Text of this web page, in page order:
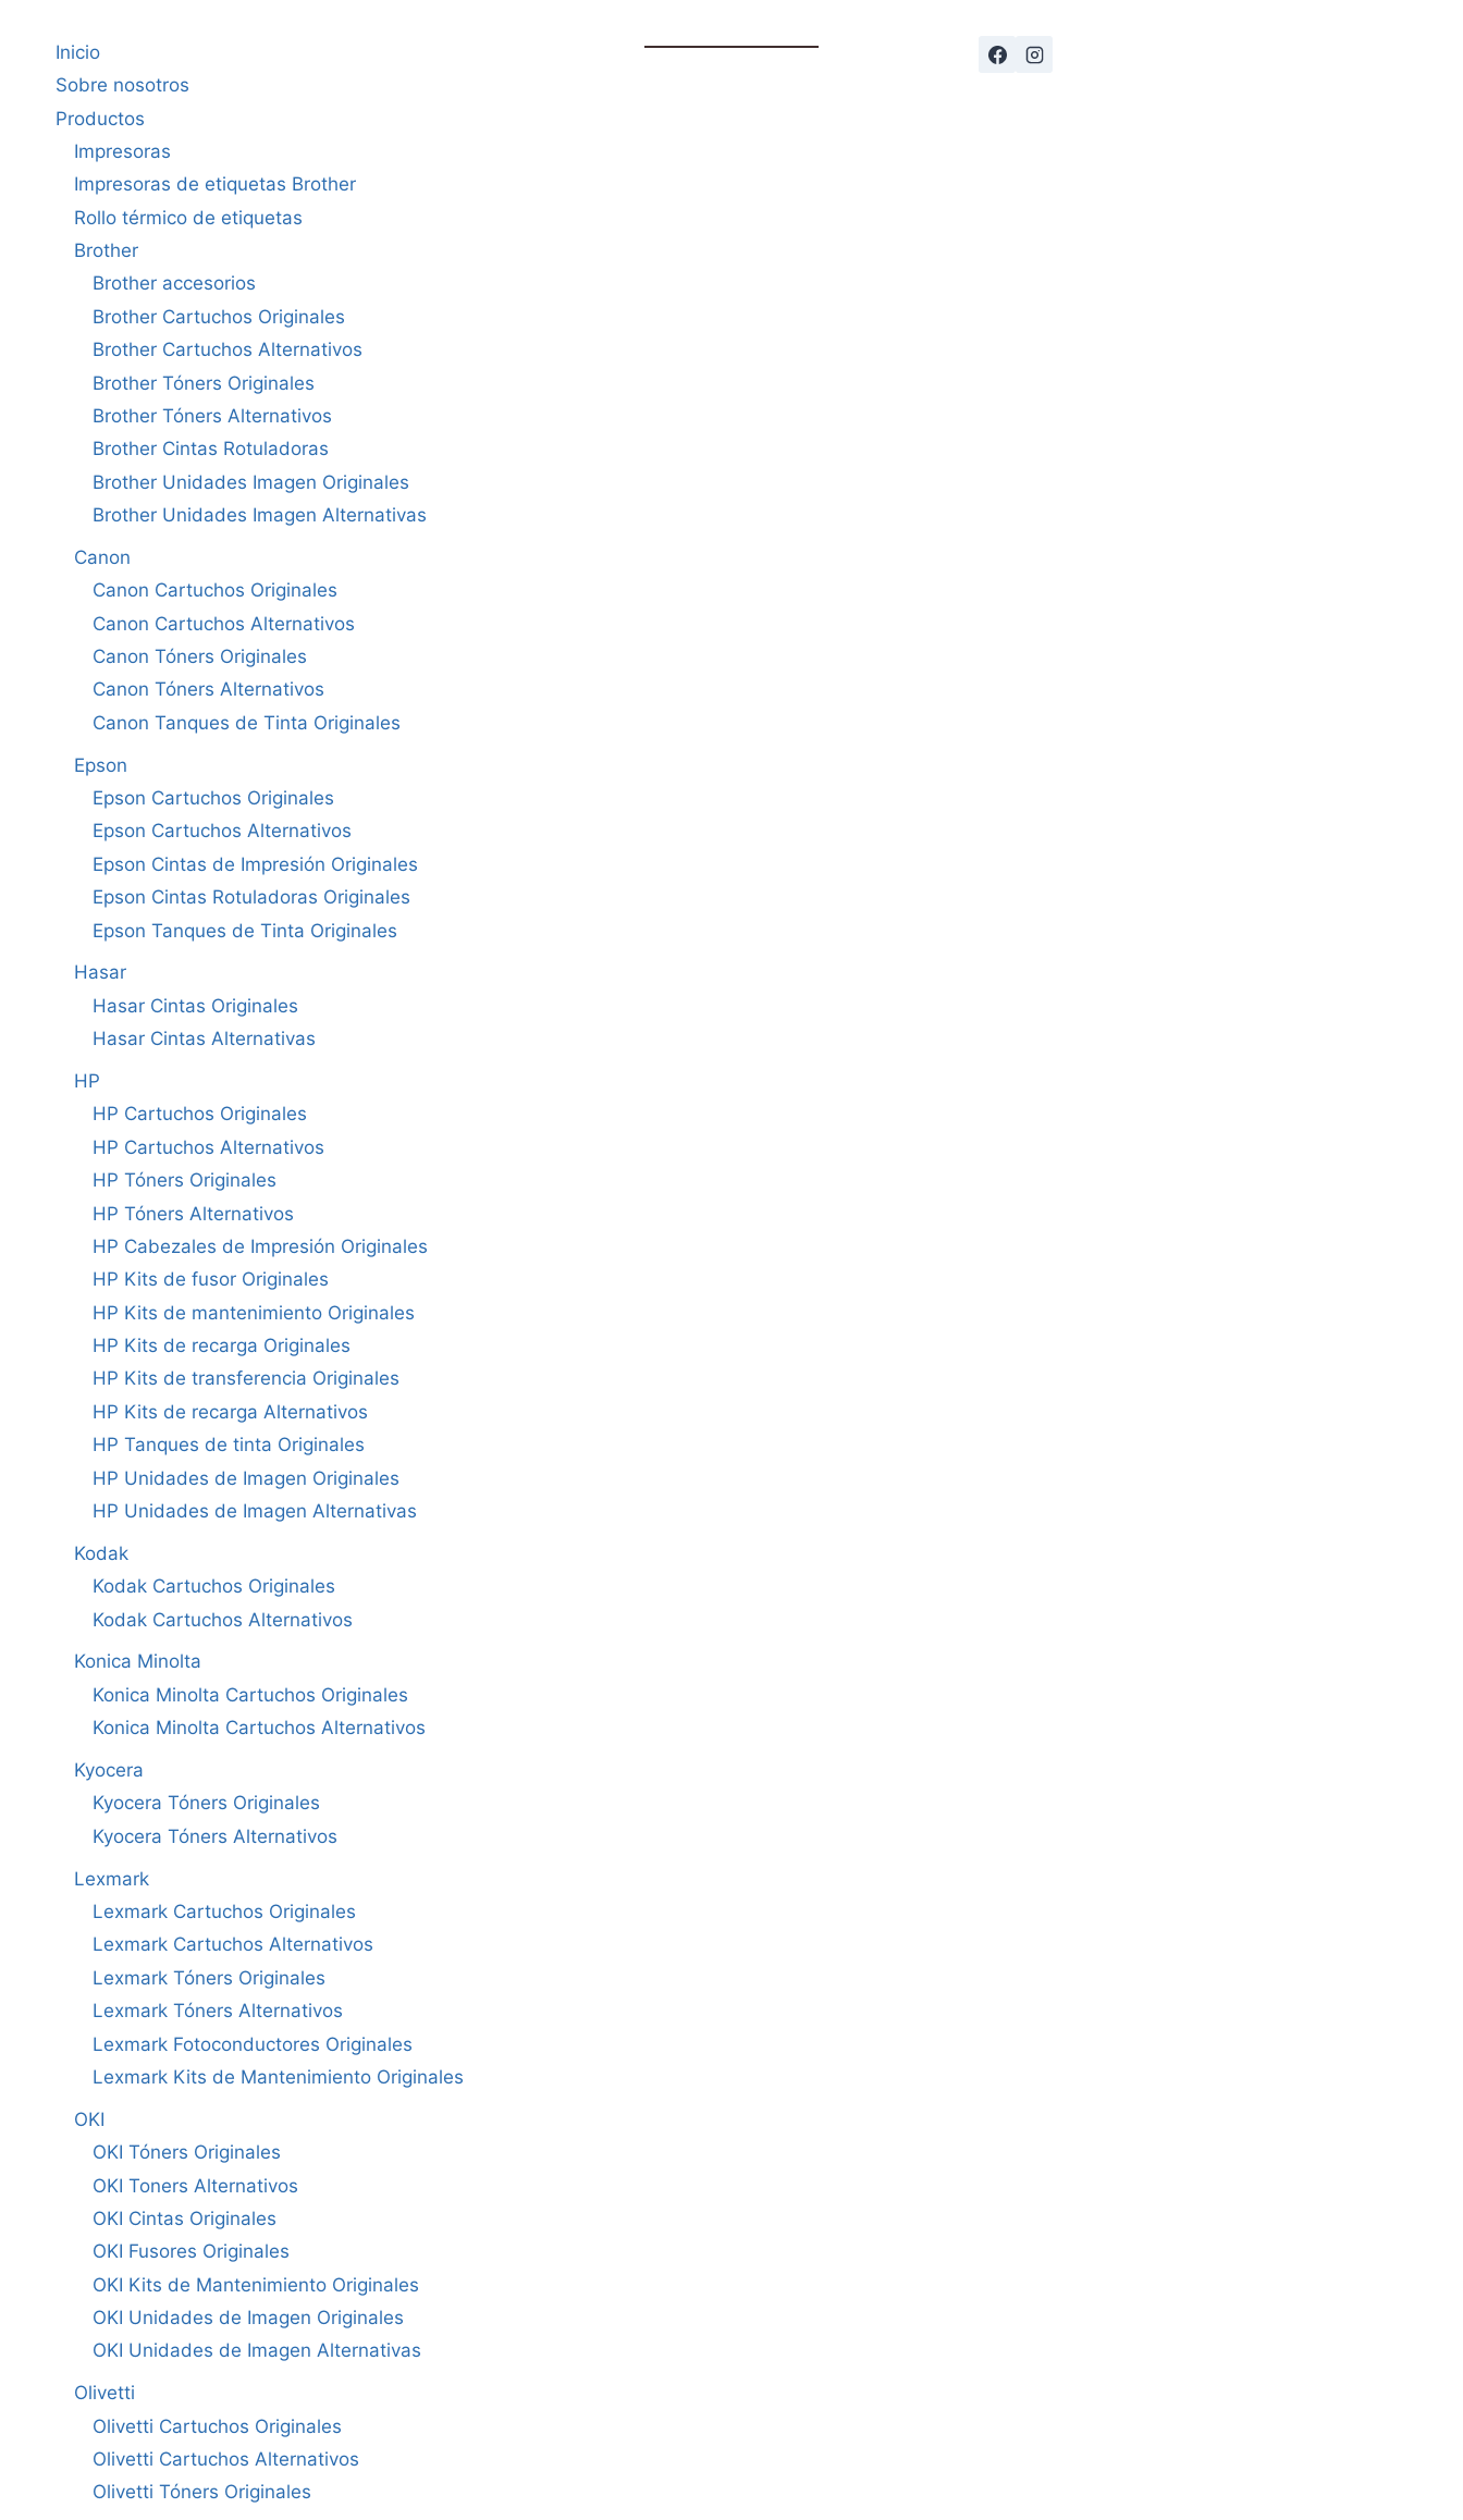
Inicio
Sobre nosotros
Productos
Impresoras
Impresoras de etiquetas Brother
Rollo térmico de etiquetas
Brother
Brother accesorios
Brother Cartuchos Originales
Brother Cartuchos Alternativos
Brother Tóners Originales
Brother Tóners Alternativos
Brother Cintas Rotuladoras
Brother Unidades Imagen Originales
Brother Unidades Imagen Alternativas
Canon
Canon Cartuchos Originales
Canon Cartuchos Alternativos
Canon Tóners Originales
Canon Tóners Alternativos
Canon Tanques de Tinta Originales
Epson
Epson Cartuchos Originales
Epson Cartuchos Alternativos
Epson Cintas de Impresión Originales
Epson Cintas Rotuladoras Originales
Epson Tanques de Tinta Originales
Hasar
Hasar Cintas Originales
Hasar Cintas Alternativas
HP
HP Cartuchos Originales
HP Cartuchos Alternativos
HP Tóners Originales
HP Tóners Alternativos
HP Cabezales de Impresión Originales
HP Kits de fusor Originales
HP Kits de mantenimiento Originales
HP Kits de recarga Originales
HP Kits de transferencia Originales
HP Kits de recarga Alternativos
HP Tanques de tinta Originales
HP Unidades de Imagen Originales
HP Unidades de Imagen Alternativas
Kodak
Kodak Cartuchos Originales
Kodak Cartuchos Alternativos
Konica Minolta
Konica Minolta Cartuchos Originales
Konica Minolta Cartuchos Alternativos
Kyocera
Kyocera Tóners Originales
Kyocera Tóners Alternativos
Lexmark
Lexmark Cartuchos Originales
Lexmark Cartuchos Alternativos
Lexmark Tóners Originales
Lexmark Tóners Alternativos
Lexmark Fotoconductores Originales
Lexmark Kits de Mantenimiento Originales
OKI
OKI Tóners Originales
OKI Toners Alternativos
OKI Cintas Originales
OKI Fusores Originales
OKI Kits de Mantenimiento Originales
OKI Unidades de Imagen Originales
OKI Unidades de Imagen Alternativas
Olivetti
Olivetti Cartuchos Originales
Olivetti Cartuchos Alternativos
Olivetti Tóners Originales